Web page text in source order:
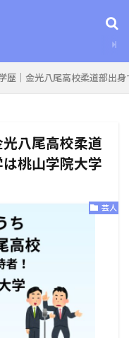
歴｜金光八尾高校柔道部出
八尾高校柔道
桃山学院大学
芸人